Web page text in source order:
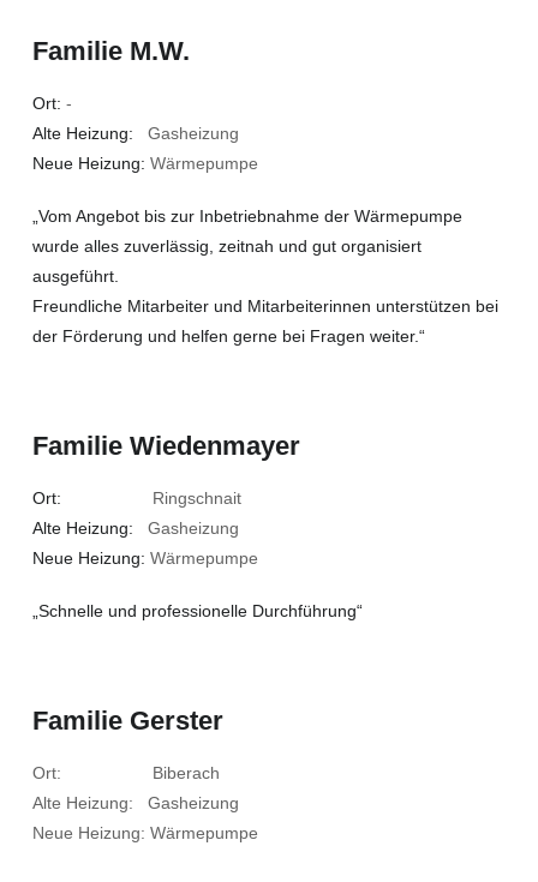
Familie M.W.
Ort: -
Alte Heizung: Gasheizung
Neue Heizung: Wärmepumpe
„Vom Angebot bis zur Inbetriebnahme der Wärmepumpe
wurde alles zuverlässig, zeitnah und gut organisiert
ausgeführt.
Freundliche Mitarbeiter und Mitarbeiterinnen unterstützen bei
der Förderung und helfen gerne bei Fragen weiter.“
Familie Wiedenmayer
Ort: Ringschnait
Alte Heizung: Gasheizung
Neue Heizung: Wärmepumpe
„Schnelle und professionelle Durchführung“
Familie Gerster
Ort: Biberach
Alte Heizung: Gasheizung
Neue Heizung: Wärmepumpe